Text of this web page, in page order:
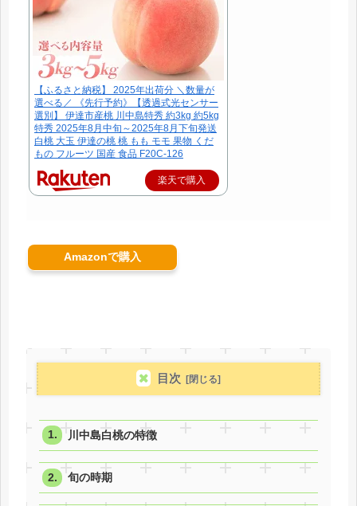
【ふるさと納税】 2025年出荷分 ＼数量が
選べる／ 《先行予約》【透過式光センサー
選別】 伊達市産桃 川中島特秀 約3kg 約5kg
特秀 2025年8月中旬～2025年8月下旬発送
白桃 大玉 伊達の桃 桃 もも モモ 果物 くだ
もの フルーツ 国産 食品 F20C-126
楽天で購入
Amazonで購入
目次
川中島白桃の特徴
旬の時期